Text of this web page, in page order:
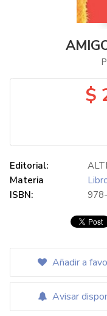
$
Editorial:
Materia
ISBN:
Añadir a
Avisar